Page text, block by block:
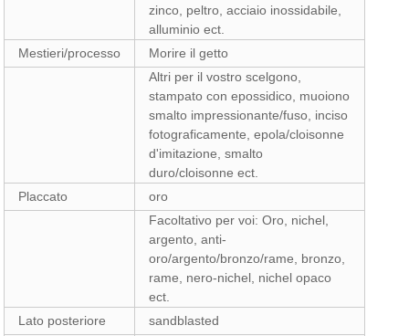
zinco, peltro, acciaio inossidabile,
alluminio ect.
Mestieri/processo
Morire il getto
Altri per il vostro scelgono,
stampato con epossidico, muoiono
smalto impressionante/fuso, inciso
fotograficamente, epola/cloisonne
d'imitazione, smalto
duro/cloisonne ect.
Placcato
oro
Facoltativo per voi: Oro, nichel,
argento, anti-
oro/argento/bronzo/rame, bronzo,
rame, nero-nichel, nichel opaco
ect.
Lato posteriore
sandblasted